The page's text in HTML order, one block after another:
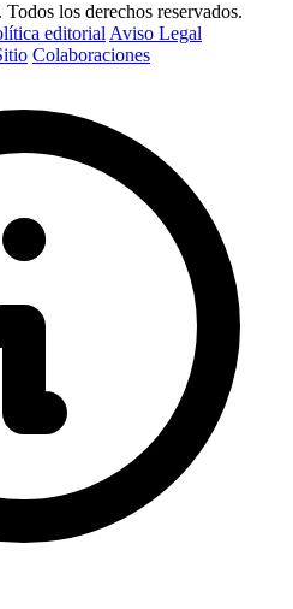
los derechos reservados.
editorial Aviso Legal
Colaboraciones